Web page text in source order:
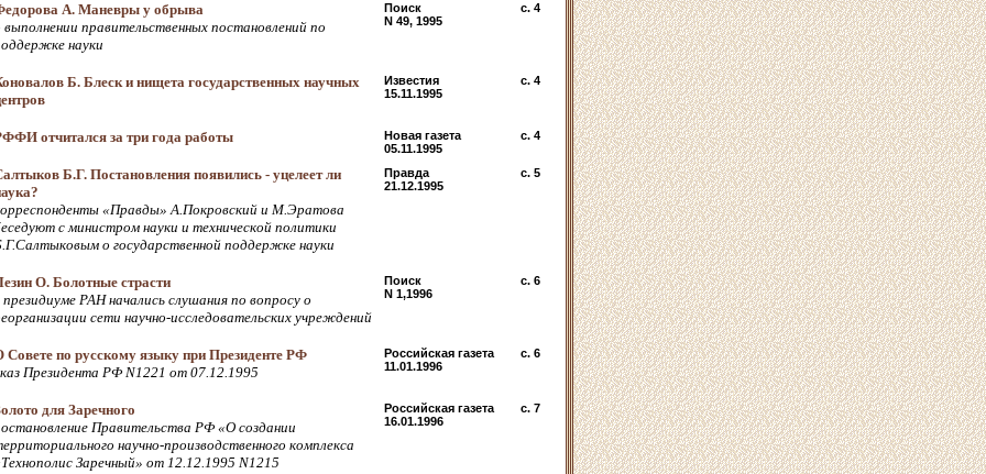
А. Маневры у обрыва
выполнении правительственных постановлений по
науки
Поиск
N 49, 1995
c. 4
Б. Блеск и нищета государственных научных
Известия
15.11.1995
c. 4
отчитался за три года работы
Новая газета
05.11.1995
c. 4
Б.Г. Постановления появились - уцелеет ли
«Правды» А.Покровский и М.Эратова
с министром науки и технической политики
о государственной поддержке науки
Правда
21.12.1995
c. 5
О. Болотные страсти
президиуме РАН начались слушания по вопросу о
сети научно-исследовательских учреждений
Поиск
N 1,1996
c. 6
Совете по русскому языку при Президенте РФ
Президента РФ N1221 от 07.12.1995
Российская газета
11.01.1996
c. 6
для Заречного
Правительства РФ «О создании
научно-производственного комплекса
Заречный» от 12.12.1995 N1215
Российская газета
16.01.1996
c. 7